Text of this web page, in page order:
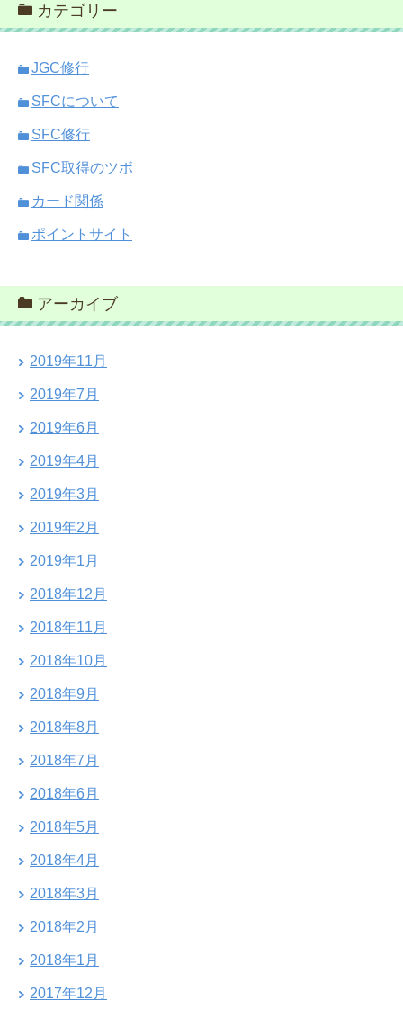
カテゴリー
JGC修行
SFCについて
SFC修行
SFC取得のツボ
カード関係
ポイントサイト
アーカイブ
2019年11月
2019年7月
2019年6月
2019年4月
2019年3月
2019年2月
2019年1月
2018年12月
2018年11月
2018年10月
2018年9月
2018年8月
2018年7月
2018年6月
2018年5月
2018年4月
2018年3月
2018年2月
2018年1月
2017年12月